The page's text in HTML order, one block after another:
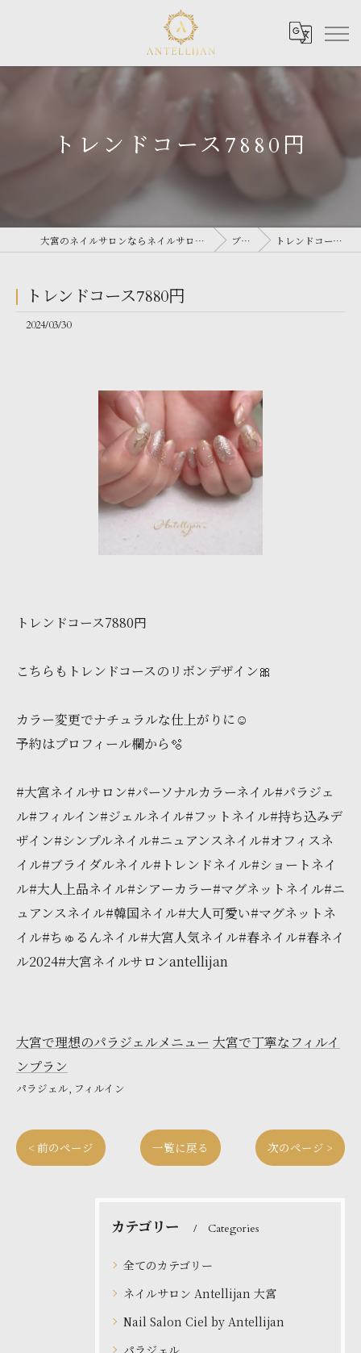
トレンドコース7880円
大宮のネイルサロンならネイルサロン Antellijan 大宮 ブログ トレンドコース7880円
トレンドコース7880円
2024/03/30
トレンドコース7880円
こちらもトレンドコースのリボンデザイン🎀
カラー変更でナチュラルな仕上がりに☺️
予約はプロフィール欄から🫧
#大宮ネイルサロン#パーソナルカラーネイル#パラジェ
ル#フィルイン#ジェルネイル#フットネイル#持ち込みデ
ザイン#シンプルネイル#ニュアンスネイル#オフィスネ
イル#ブライダルネイル#トレンドネイル#ショートネイ
ル#大人上品ネイル#シアーカラー#マグネットネイル#ニ
ュアンスネイル#韓国ネイル#大人可愛い#マグネットネ
イル#ちゅるんネイル#大宮人気ネイル#春ネイル#春ネイ
ル2024#大宮ネイルサロンantellijan
大宮で理想のパラジェルメニュー 大宮で丁寧なフィルイ
ンプラン
パラジェル フィルイン
< 前のページ 一覧に戻る 次のページ >
カテゴリー Categories
全てのカテゴリー
ネイルサロン Antellijan 大宮
Nail Salon Ciel by Antellijan
パラジェル